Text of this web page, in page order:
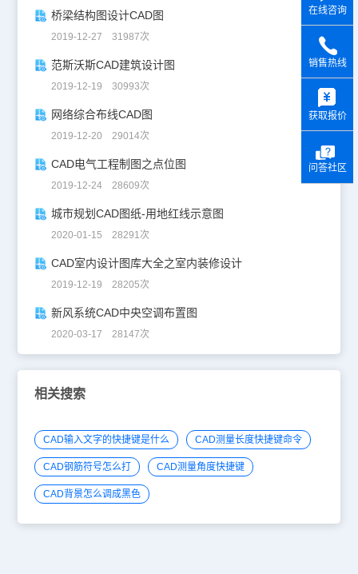
桥梁结构图设计CAD图
2019-12-27 31987次
范斯沃斯CAD建筑设计图
2019-12-19 30993次
网络综合布线CAD图
2019-12-20 29014次
CAD电气工程制图之点位图
2019-12-24 28609次
城市规划CAD图纸-用地红线示意图
2020-01-15 28291次
CAD室内设计图库大全之室内装修设计
2019-12-19 28205次
新风系统CAD中央空调布置图
2020-03-17 28147次
相关搜索
CAD输入文字的快捷键是什么 CAD测量长度快捷键命令
CAD钢筋符号怎么打 CAD测量角度快捷键
CAD背景怎么调成黑色
在线咨询
销售热线
获取报价
问答社区